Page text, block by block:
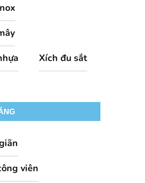
Xích đu sắt
viên